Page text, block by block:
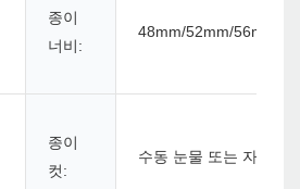
종이
너비:
48mm/52mm/56mm/
종이
컷:
수동 눈물 또는 자동 커